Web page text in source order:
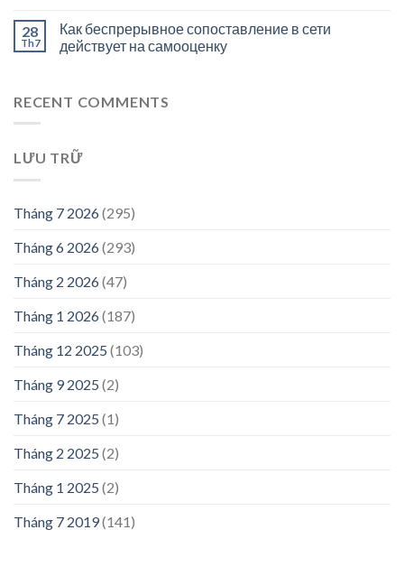
28
Th7
Как беспрерывное сопоставление в сети
действует на самооценку
RECENT COMMENTS
LƯU TRỮ
Tháng 7 2026(295)
Tháng 6 2026(293)
Tháng 2 2026(47)
Tháng 1 2026(187)
Tháng 12 2025 (103)
Tháng 9 2025 (2)
Tháng 7 2025 (1)
Tháng 2 2025 (2)
Tháng 1 2025 (2)
Tháng 7 2019(141)